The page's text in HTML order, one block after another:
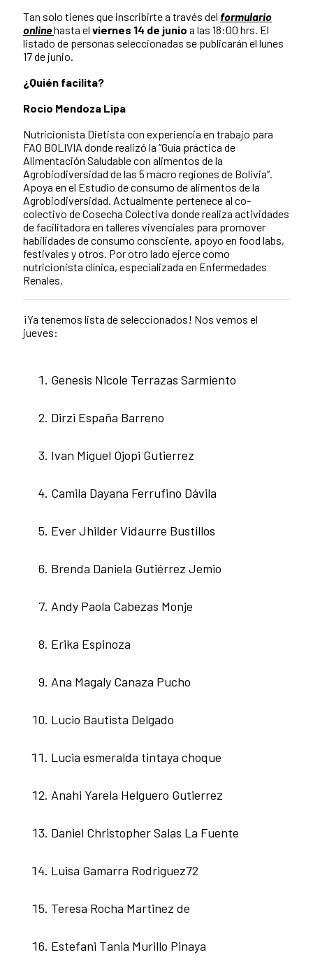
Tan solo tienes que inscribirte a través del formulario
onlinehasta el viernes 14 de junio a las 18:00 hrs. El
listado de personas seleccionadas se publicarán el lunes
17 de junio.
¿Quién facilita?
Rocio Mendoza Lipa
Nutricionista Dietista con experiencia en trabajo para
FAO BOLIVIA donde realizó la “Guía práctica de
Alimentación Saludable con alimentos de la
Agrobiodiversidad de las 5 macro regiones de Bolivia”.
Apoya en el Estudio de consumo de alimentos de la
Agrobiodiversidad. Actualmente pertenece al co-
colectivo de Cosecha Colectiva donde realiza actividades
de facilitadora en talleres vivenciales para promover
habilidades de consumo consciente, apoyo en food labs,
festivales y otros. Por otro lado ejerce como
nutricionista clínica, especializada en Enfermedades
Renales.
¡Ya tenemos lista de seleccionados! Nos vemos el
jueves:
Genesis Nicole Terrazas Sarmiento
Dirzi España Barreno
Ivan Miguel Ojopi Gutierrez
Camila Dayana Ferrufino Dávila
Ever Jhilder Vidaurre Bustillos
Brenda Daniela Gutiérrez Jemio
Andy Paola Cabezas Monje
Erika Espinoza
Ana Magaly Canaza Pucho
Lucio Bautista Delgado
Lucia esmeralda tintaya choque
Anahi Yarela Helguero Gutierrez
Daniel Christopher Salas La Fuente
Luisa Gamarra Rodriguez72
Teresa Rocha Martinez de
Estefani Tania Murillo Pinaya